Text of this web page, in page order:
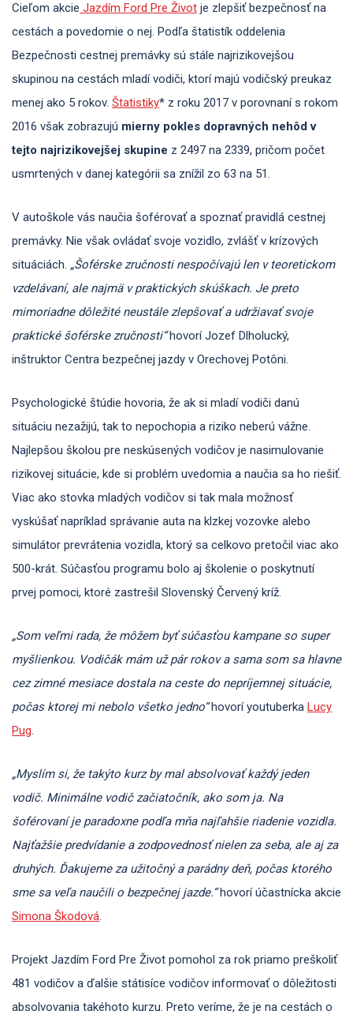
Cieľom akcie Jazdím Ford Pre Život je zlepšiť bezpečnosť na
cestách a povedomie o nej. Podľa štatistík oddelenia
Bezpečnosti cestnej premávky sú stále najrizikovejšou
skupinou na cestách mladí vodiči, ktorí majú vodičský preukaz
menej ako 5 rokov. Štatistiky* z roku 2017 v porovnaní s rokom
2016 však zobrazujú mierny pokles dopravných nehôd v
tejto najrizikovejšej skupine z 2497 na 2339, pričom počet
usmrtených v danej kategórii sa znížil zo 63 na 51.
V autoškole vás naučia šoférovať a spoznať pravidlá cestnej
premávky. Nie však ovládať svoje vozidlo, zvlášť v krízových
situáciách. „Šoférske zručnosti nespočívajú len v teoretickom
vzdelávaní, ale najmä v praktických skúškach. Je preto
mimoriadne dôležité neustále zlepšovať a udržiavať svoje
praktické šoférske zručnosti“hovorí Jozef Dlholucký,
inštruktor Centra bezpečnej jazdy v Orechovej Potôni.
Psychologické štúdie hovoria, že ak si mladí vodiči danú
situáciu nezažijú, tak to nepochopia a riziko neberú vážne.
Najlepšou školou pre neskúsených vodičov je nasimulovanie
rizikovej situácie, kde si problém uvedomia a naučia sa ho riešiť.
Viac ako stovka mladých vodičov si tak mala možnosť
vyskúšať napríklad správanie auta na klzkej vozovke alebo
simulátor prevrátenia vozidla, ktorý sa celkovo pretočil viac ako
500-krát. Súčasťou programu bolo aj školenie o poskytnutí
prvej pomoci, ktoré zastrešil Slovenský Červený kríž.
„Som veľmi rada, že môžem byť súčasťou kampane so super
myšlienkou. Vodičák mám už pár rokov a sama som sa hlavne
cez zimné mesiace dostala na ceste do nepríjemnej situácie,
počas ktorej mi nebolo všetko jedno“hovorí youtuberka Lucy
Pug.
„Myslím si, že takýto kurz by mal absolvovať každý jeden
vodič. Minimálne vodič začiatočník, ako som ja. Na
šoférovaní je paradoxne podľa mňa najľahšie riadenie vozidla.
Najťažšie predvídanie a zodpovednosť nielen za seba, ale aj za
druhých. Ďakujeme za užitočný a parádny deň, počas ktorého
sme sa veľa naučili o bezpečnej jazde.“hovorí účastnícka akcie
Simona Škodová.
Projekt Jazdím Ford Pre Život pomohol za rok priamo preškoliť
481 vodičov a ďalšie státisíce vodičov informovať o dôležitosti
absolvovania takéhoto kurzu. Preto veríme, že je na cestách o